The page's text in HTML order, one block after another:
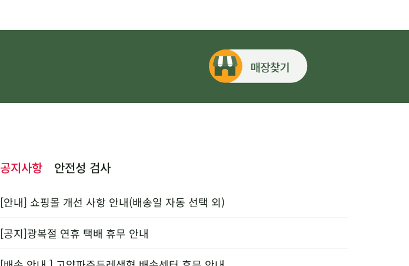
공지사항 안전성 검사
[안내] 쇼핑몰 개선 사항 안내(배송일 자동 선택 외)
[공지]광복절 연휴 택배 휴무 안내